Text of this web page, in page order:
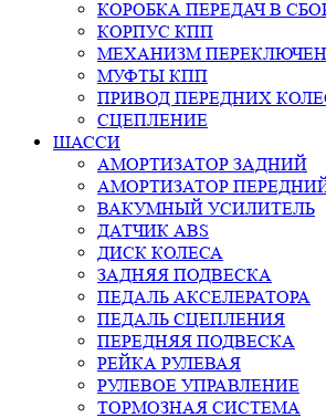
КОРОБКА ПЕРЕДАЧ В
КОРПУС КПП
МЕХАНИЗМ
МУФТЫ КПП
ПРИВОД ПЕРЕДНИХ
СЦЕПЛЕНИЕ
ШАССИ
АМОРТИЗАТОР ЗАДНИЙ
АМОРТИЗАТОР
ВАКУМНЫЙ УСИЛИТЕЛЬ
ДАТЧИК ABS
ДИСК КОЛЕСА
ЗАДНЯЯ ПОДВЕСКА
ПЕДАЛЬ АКСЕЛЕРАТОРА
ПЕДАЛЬ СЦЕПЛЕНИЯ
ПЕРЕДНЯЯ ПОДВЕСКА
РЕЙКА РУЛЕВАЯ
РУЛЕВОЕ УПРАВЛЕНИЕ
ТОРМОЗНАЯ СИСТЕМА